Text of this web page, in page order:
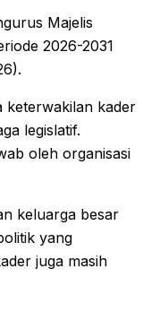
Majelis
2026-2031
keterwakilan kader
legislatif.
oleh organisasi
keluarga besar
yang
juga masih